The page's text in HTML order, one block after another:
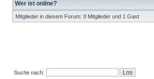
Wer ist online?
Mitglieder in diesem Forum: 0 Mitglieder und 1 Gast
Suche nach: